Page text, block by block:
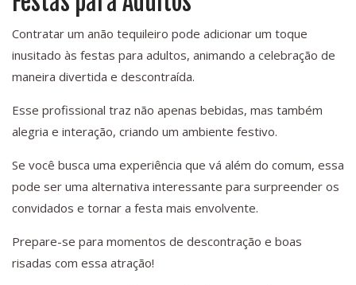
Contratar um anão tequileiro pode adicionar um toque
inusitado às festas para adultos, animando a celebração de
maneira divertida e descontraída.
Esse profissional traz não apenas bebidas, mas também
alegria e interação, criando um ambiente festivo.
Se você busca uma experiência que vá além do comum, essa
pode ser uma alternativa interessante para surpreender os
convidados e tornar a festa mais envolvente.
Prepare-se para momentos de descontração e boas
risadas com essa atração!